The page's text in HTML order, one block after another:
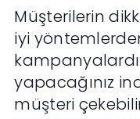
Müşterilerin
iyi
yapacağınız
müşteri